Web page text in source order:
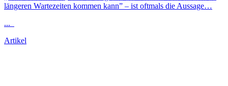
längeren Wartezeiten kommen kann” – ist oftmals die Aussage…
...
Artikel